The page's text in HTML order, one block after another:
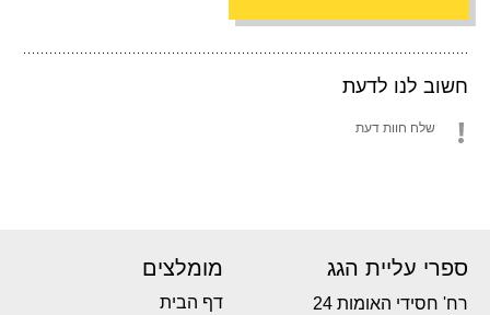
חשוב לנו לדעת
שלח חוות דעת
ספרי עליית הגג
רח' חסידי האומות 24
מומלצים
דף הבית